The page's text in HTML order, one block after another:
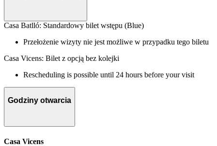
Casa Batlló: Standardowy bilet wstępu (Blue)
Przełożenie wizyty nie jest możliwe w przypadku tego biletu
Casa Vicens: Bilet z opcją bez kolejki
Rescheduling is possible until 24 hours before your visit
Godziny otwarcia
Casa Vicens